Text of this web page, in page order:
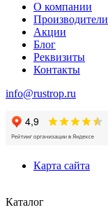
О компании
Производители
Акции
Блог
Реквизиты
Контакты
info@rustrop.ru
Карта сайта
Каталог